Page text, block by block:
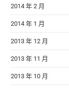
2014 年 2 月
2014 年 1 月
2013 年 12 月
2013 年 11 月
2013 年 10 月